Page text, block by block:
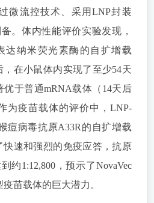
微流控技术、采用LNP封装
。体内性能评价实验发现，
达纳米荧光素酶的自扩增载
在小鼠体内实现了至少54天
优于普通mRNA载体（14天后
为疫苗载体的评价中，LNP-
痘病毒抗原A33R的自扩增载
速和强烈的免疫应答，抗原
约1:12,800，预示了NovaVec
苗载体的巨大潜力。